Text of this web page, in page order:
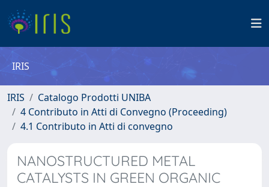
IRIS
IRIS
Catalogo Prodotti UNIBA
4 Contributo in Atti di Convegno (Proceeding)
4.1 Contributo in Atti di convegno
NANOSTRUCTURED METAL
CATALYSTS IN GREEN ORGANIC